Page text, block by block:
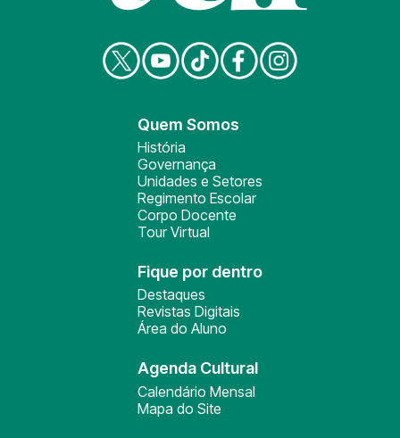
Quem Somos
História
Governança
Unidades e Setores
Regimento Escolar
Corpo Docente
Tour Virtual
Fique por dentro
Destaques
Revistas Digitais
Área do Aluno
Agenda Cultural
Calendário Mensal
Mapa do Site